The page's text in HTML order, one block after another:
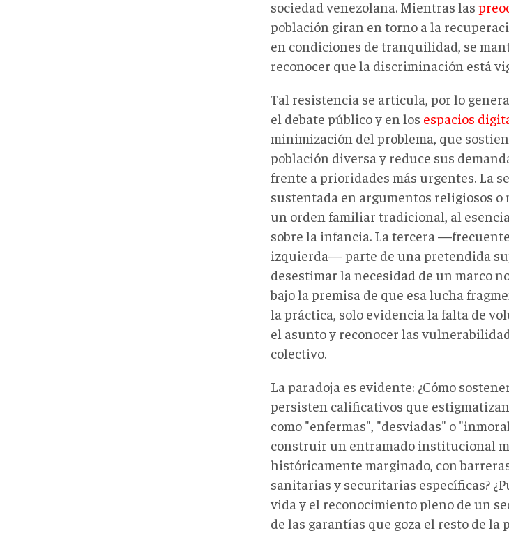
sociedad venezolana. Mientras las
población giran en torno a la
en condiciones de tranquilidad, se
reconocer que la discriminación está
Tal resistencia se articula, por lo
el debate público y en los espacios
minimización del problema, que
población diversa y reduce sus
frente a prioridades más urgentes. La
sustentada en argumentos religiosos o
un orden familiar tradicional, al
sobre la infancia. La tercera
izquierda— parte de una pretendida
desestimar la necesidad de un marco
bajo la premisa de que esa lucha
la práctica, solo evidencia la falta de
el asunto y reconocer las
colectivo.
La paradoja es evidente: ¿Cómo
persisten calificativos que
como "enfermas", "desviadas" o
construir un entramado institucional
históricamente marginado, con
sanitarias y securitarias específicas?
vida y el reconocimiento pleno de un
de las garantías que goza el resto de la